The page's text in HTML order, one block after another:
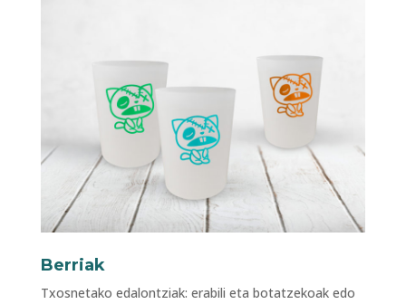
Berriak
Txosnetako edalontziak: erabili eta botatzekoak edo